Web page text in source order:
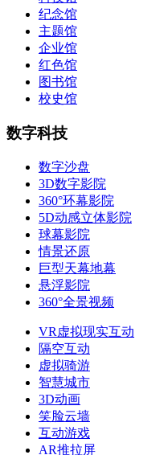
纪念馆
主题馆
企业馆
红色馆
图书馆
校史馆
数字科技
数字沙盘
3D数字影院
360°环幕影院
5D动感立体影院
球幕影院
情景还原
巨型天幕地幕
悬浮影院
360°全景视频
VR虚拟现实互动
隔空互动
虚拟骑游
智慧城市
3D动画
笑脸云墙
互动游戏
AR推拉屏